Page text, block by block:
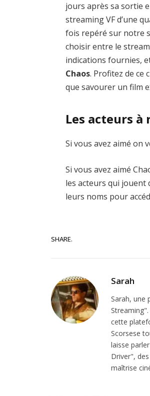
jours après sa sortie
streaming VF d’une
fois repéré sur notre
choisir entre le
indications fournies,
Chaos. Profitez de ce
que savourer un film
Les acteurs à
Si vous avez aimé on
Si vous avez aimé
les acteurs qui jouent
leurs noms pour
SHARE.
Sarah
Sarah, une
cette
Scorsese
laisse
Driver",
maîtrise